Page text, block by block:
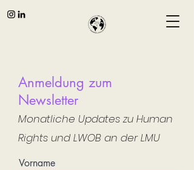
Anmeldung zum
Newsletter
Monatliche Updates zu Human
Rights und LWOB an der LMU
Vorname